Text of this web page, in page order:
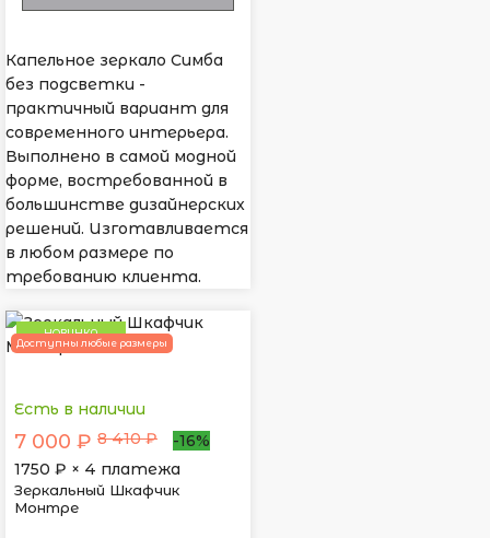
Капельное зеркало Симба
без подсветки -
практичный вариант для
современного интерьера.
Выполнено в самой модной
форме, востребованной в
большинстве дизайнерских
решений. Изготавливается
в любом размере по
требованию клиента.
НОВИНКА
Доступны любые размеры
Есть в наличии
7 000 ₽ 8 410 ₽
-16%
1750 ₽ × 4 платежа
Зеркальный Шкафчик
Монтре